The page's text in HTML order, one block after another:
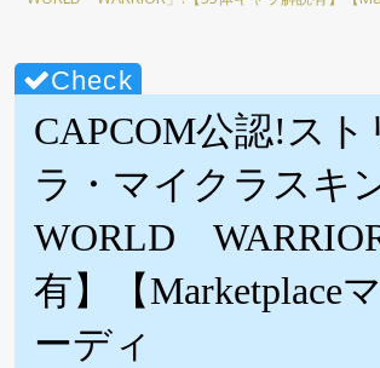
イズpart1【screensaver徹底
[ 2025年2月15日 ]
【図表で
【ELGATO】
PC環境改善
[ 2025年3月15日 ] 【無料配
CAPCOM公認!ス
ラ・マイクラスキ
WORLD
有】【Marketplace
ーディ